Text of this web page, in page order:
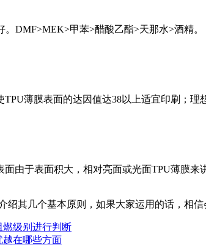
甲苯>醋酸乙酯>天那水>酒精。
薄膜表面的达因值达38以上适宜印刷；理想
于表面积大，相对亮面或光面TPU薄膜来
其几个基本原则，如果大家运用的话，相信
燃级别进行判断
越在哪些方面